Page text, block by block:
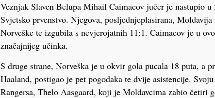
Veznjak Slaven Belupa Mihail Caimacov jučer je nastupio
Svjetsko prvenstvo. Njegova, posljednjeplasirana,
Norveške te izgubila s nevjerojatnih 11:1. Caimacov je u
značajnijeg učinka.
S druge strane, Norveška je u okvir gola pucala 18 puta, a
Haaland, postigao je pet pogodaka te dvije asistencije.
Rangersa, Thelo Aasgaard, koji je Moldavcima zabio